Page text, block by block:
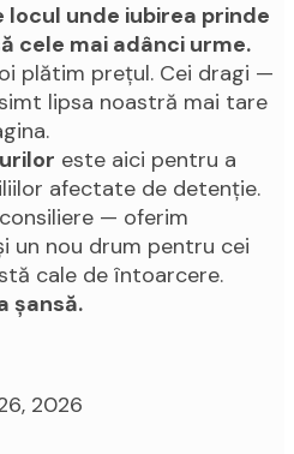
locul unde iubirea prinde
cele mai adânci urme.
plătim prețul. Cei dragi —
lipsa noastră mai tare
este aici pentru a
afectate de detenție.
— oferim
un nou drum pentru cei
cale de întoarcere.
șansă.
2026